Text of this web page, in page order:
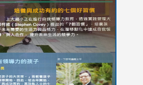
file/d/1I-
view?
stes.tyc.edu.tw/